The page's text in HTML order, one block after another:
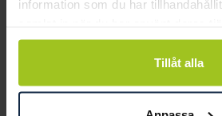
information som du har
Tillåt alla
Pris
2 700 kr